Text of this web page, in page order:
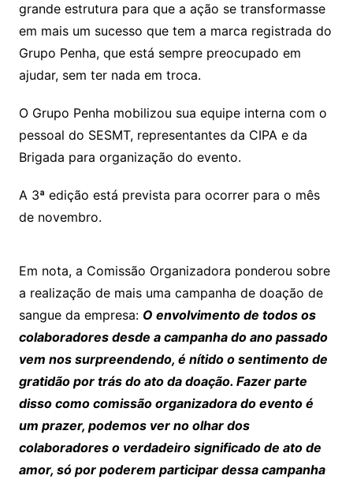
grande estrutura para que a ação se transformasse
em mais um sucesso que tem a marca registrada do
Grupo Penha, que está sempre preocupado em
ajudar, sem ter nada em troca.
O Grupo Penha mobilizou sua equipe interna com o
pessoal do SESMT, representantes da CIPA e da
Brigada para organização do evento.
A 3ª edição está prevista para ocorrer para o mês
de novembro.
Em nota, a Comissão Organizadora ponderou sobre
a realização de mais uma campanha de doação de
sangue da empresa: O envolvimento de todos os
colaboradores desde a campanha do ano passado
vem nos surpreendendo, é nítido o sentimento de
gratidão por trás do ato da doação. Fazer parte
disso como comissão organizadora do evento é
um prazer, podemos ver no olhar dos
colaboradores o verdadeiro significado de ato de
amor, só por poderem participar dessa campanha